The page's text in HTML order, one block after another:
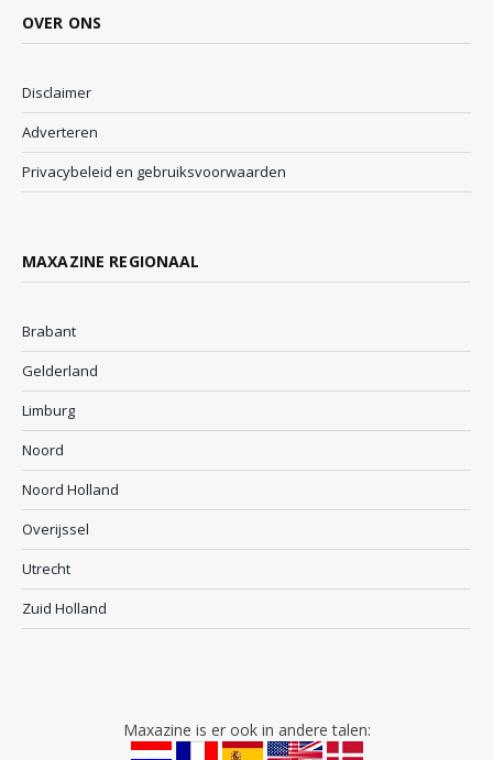
OVER ONS
Disclaimer
Adverteren
Privacybeleid en gebruiksvoorwaarden
MAXAZINE REGIONAAL
Brabant
Gelderland
Limburg
Noord
Noord Holland
Overijssel
Utrecht
Zuid Holland
Maxazine is er ook in andere talen: